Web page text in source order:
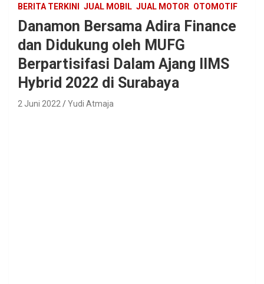
BERITA TERKINI JUAL MOBIL JUAL MOTOR OTOMOTIF
Danamon Bersama Adira Finance
dan Didukung oleh MUFG
Berpartisifasi Dalam Ajang IIMS
Hybrid 2022 di Surabaya
2 Juni 2022 Yudi Atmaja